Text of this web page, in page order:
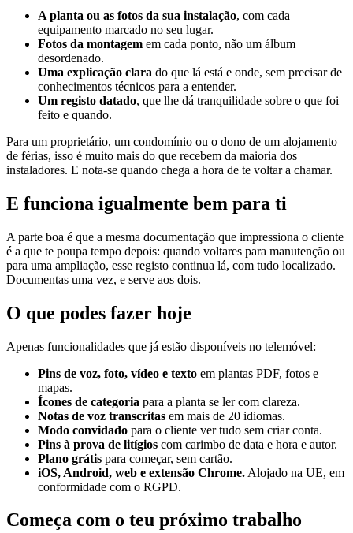
A planta ou as fotos da sua instalação, com cada
equipamento marcado no seu lugar.
Fotos da montagem em cada ponto, não um álbum
desordenado.
Uma explicação clara do que lá está e onde, sem precisar de
conhecimentos técnicos para a entender.
Um registo datado, que lhe dá tranquilidade sobre o que foi
feito e quando.
Para um proprietário, um condomínio ou o dono de um alojamento
de férias, isso é muito mais do que recebem da maioria dos
instaladores. E nota-se quando chega a hora de te voltar a chamar.
E funciona igualmente bem para ti
A parte boa é que a mesma documentação que impressiona o cliente
é a que te poupa tempo depois: quando voltares para manutenção ou
para uma ampliação, esse registo continua lá, com tudo localizado.
Documentas uma vez, e serve aos dois.
O que podes fazer hoje
Apenas funcionalidades que já estão disponíveis no telemóvel:
Pins de voz, foto, vídeo e texto em plantas PDF, fotos e
mapas.
Ícones de categoria para a planta se ler com clareza.
Notas de voz transcritas em mais de 20 idiomas.
Modo convidado para o cliente ver tudo sem criar conta.
Pins à prova de litígios com carimbo de data e hora e autor.
Plano grátis para começar, sem cartão.
iOS, Android, web e extensão Chrome. Alojado na UE, em
conformidade com o RGPD.
Começa com o teu próximo trabalho